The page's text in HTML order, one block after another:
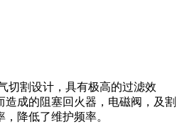
切割设计，具有极高的过滤效
成的阻塞回火器，电磁阀，及割
降低了维护频率。